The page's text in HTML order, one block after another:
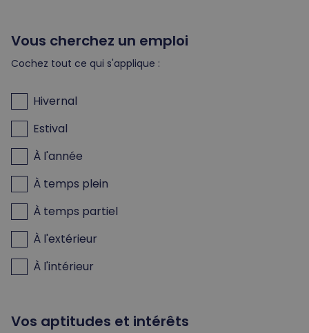
Vous cherchez un emploi
Cochez tout ce qui s'applique :
Hivernal
Estival
À l'année
À temps plein
À temps partiel
À l'extérieur
À l'intérieur
Vos aptitudes et intérêts